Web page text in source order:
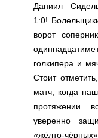
Даниил
1:0!
ворот
голкипера и
Стоит
матч, когда
протяжении
уверенно
«жёлто-